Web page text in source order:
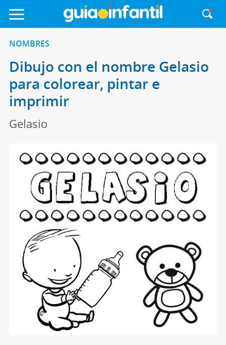
NOMBRES
Dibujo con el nombre Gelasio
para colorear, pintar e
imprimir
Gelasio